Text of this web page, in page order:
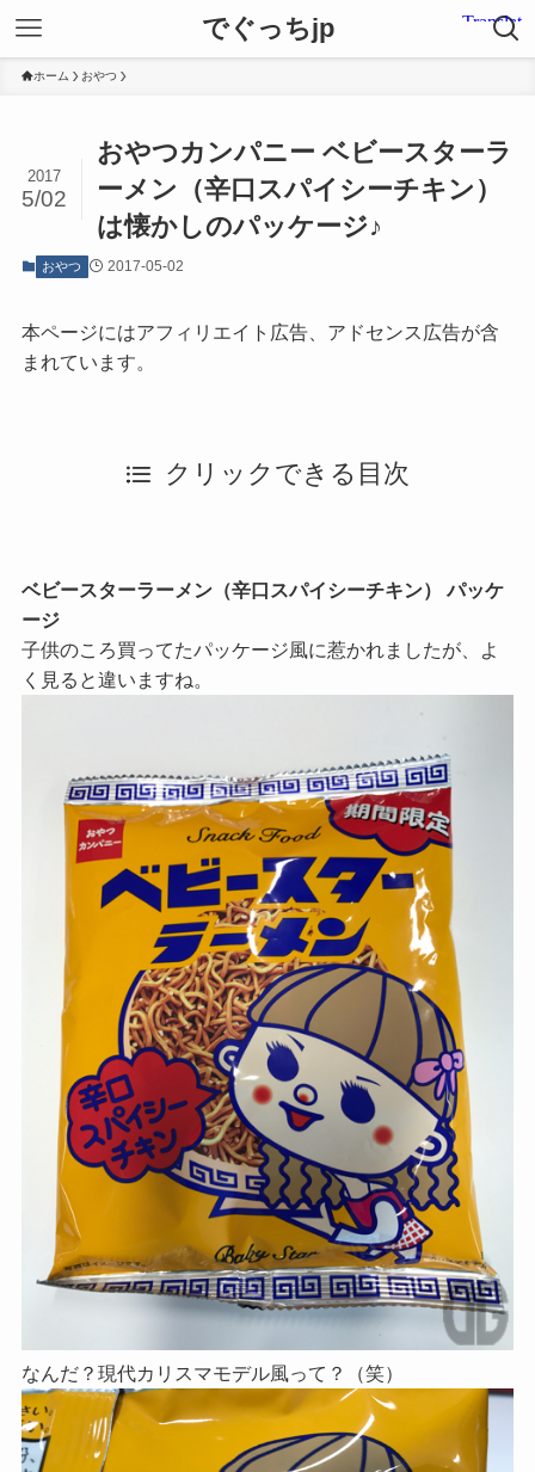
でぐっちjp
ホーム おやつ
おやつカンパニー ベビースターラ
ーメン（辛口スパイシーチキン）
は懐かしのパッケージ♪
2017
5/02
おやつ 2017-05-02
本ページにはアフィリエイト広告、アドセンス広告が含
まれています。
クリックできる目次
ベビースターラーメン（辛口スパイシーチキン） パッケ
ージ
子供のころ買ってたパッケージ風に惹かれましたが、よ
く見ると違いますね。
なんだ？現代カリスマモデル風って？（笑）